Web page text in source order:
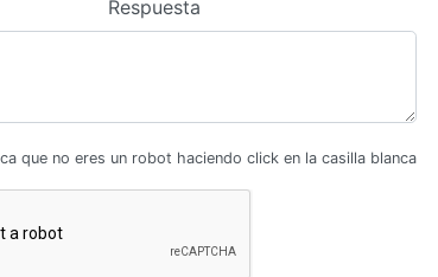
Respuesta
que no eres un robot haciendo click en la casilla blanca